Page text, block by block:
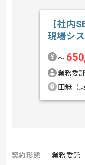
【社内
現場シ
〜
業務委託
田無（
契約形態
業務委託